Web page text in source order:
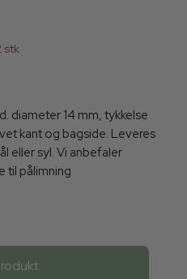
stk
diameter 14 mm, tykkelse
kant og bagside. Leveres
eller syl. Vi anbefaler
til pålimning